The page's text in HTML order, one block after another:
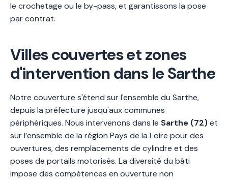
le crochetage ou le by-pass, et garantissons la pose
par contrat.
Villes couvertes et zones
d'intervention dans le Sarthe
Notre couverture s'étend sur l'ensemble du Sarthe,
depuis la préfecture jusqu'aux communes
périphériques. Nous intervenons dans le Sarthe (72)et
sur l’ensemble de la région Pays de la Loire pour des
ouvertures, des remplacements de cylindre et des
poses de portails motorisés. La diversité du bâti
impose des compétences en ouverture non